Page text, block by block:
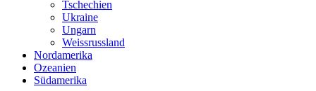
Tschechien
Ukraine
Ungarn
Weissrussland
Nordamerika
Ozeanien
Südamerika